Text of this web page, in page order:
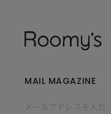
MAIL MAGAZINE